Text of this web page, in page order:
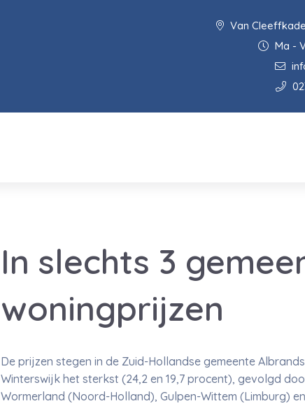
Van Cleeffkade
Ma -
In slechts 3
woningprijzen
De prijzen stegen in de Zuid-Hollandse gemeente
Winterswijk het sterkst (24,2 en 19,7 procent), gevolgd
Wormerland (Noord-Holland), Gulpen-Wittem (Limburg)